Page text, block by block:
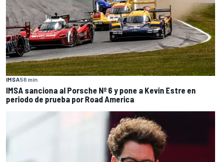
IMSA58 min
IMSA sanciona al Porsche Nº 6 y pone a Kevin Estre en
periodo de prueba por Road America